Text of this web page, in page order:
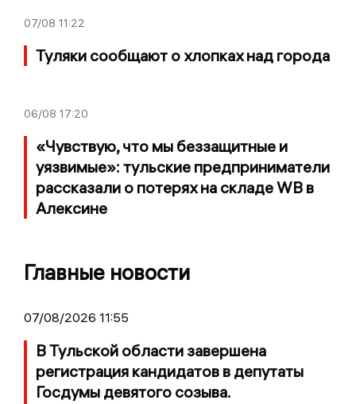
07/08 11:22
Туляки сообщают о хлопках над города
06/08 17:20
«Чувствую, что мы беззащитные и
уязвимые»: тульские предприниматели
рассказали о потерях на складе WB в
Алексине
Главные новости
07/08/2026 11:55
В Тульской области завершена
регистрация кандидатов в депутаты
Госдумы девятого созыва.